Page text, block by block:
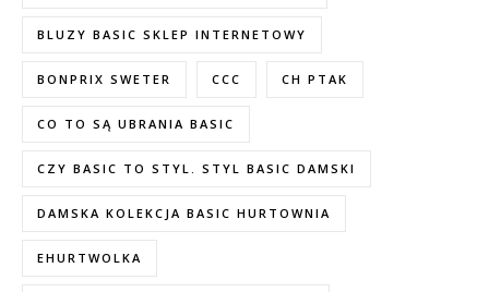
BLUZY BASIC SKLEP INTERNETOWY
BONPRIX SWETER CCC CH PTAK
CO TO SĄ UBRANIA BASIC
CZY BASIC TO STYL. STYL BASIC DAMSKI
DAMSKA KOLEKCJA BASIC HURTOWNIA
EHURTWOLKA